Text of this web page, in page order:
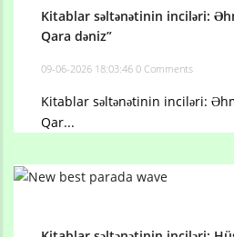
Kitablar səltənətinin inciləri:
Qara dəniz”
09-06-2026 18:03:46 0 Comments
Kitablar səltənətinin inciləri:
Qar...